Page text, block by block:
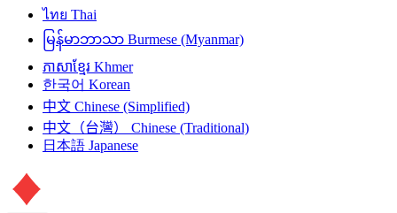
ไทย Thai
မြန်မာဘာသာ Burmese (Myanmar)
ភាសាខ្មែរ Khmer
한국어 Korean
中文 Chinese (Simplified)
中文（台灣）
Chinese (Traditional)
日本語 Japanese